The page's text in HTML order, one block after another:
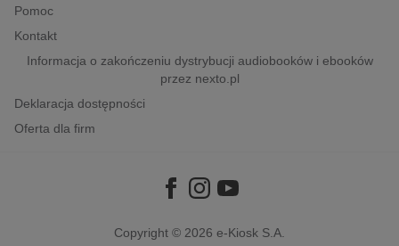
Pomoc
Kontakt
Informacja o zakończeniu dystrybucji audiobooków i ebooków
przez nexto.pl
Deklaracja dostępności
Oferta dla firm
Copyright © 2026 e-Kiosk S.A.